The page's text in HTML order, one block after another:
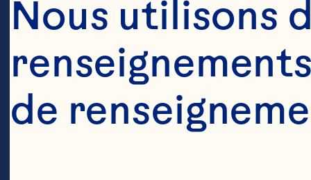
Nous utilisons
de